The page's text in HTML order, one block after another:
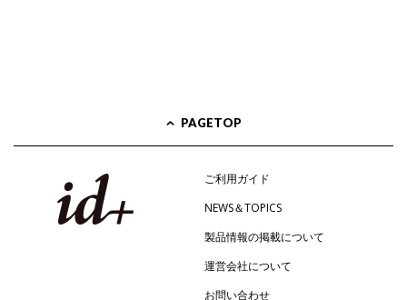
PAGETOP
ご利用ガイド
NEWS＆TOPICS
製品情報の掲載について
運営会社について
お問い合わせ